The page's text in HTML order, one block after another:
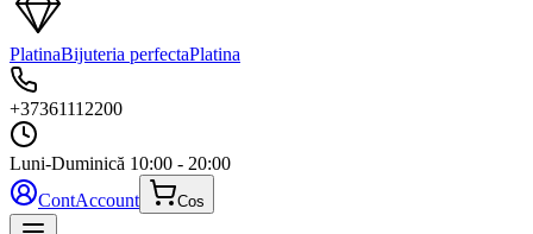
PlatinaBijuteria perfectaPlatina
+37361112200
Luni-Duminică 10:00 - 20:00
ContAccount Cos